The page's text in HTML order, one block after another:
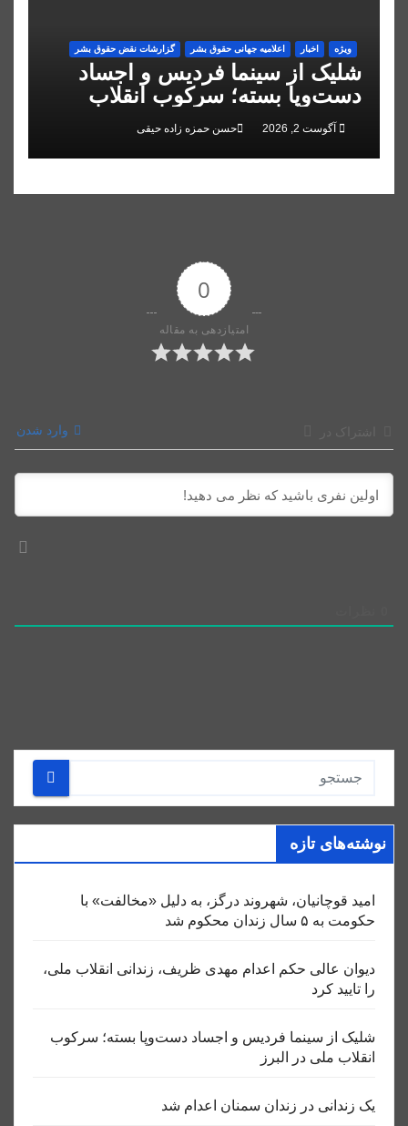
ویژه اخبار اعلاميه جهانی حقوق بشر گزارشات نقض حقوق بشر
شلیک از سینما فردیس و اجساد
دست‌وپا بسته؛ سرکوب انقلاب
ملی در البرز
آگوست 2, 2026 حسن حمزه زاده حیقی
0
امتیازدهی به مقاله
وارد شدن
نوشته‌های تازه
امید قوچانیان، شهروند درگز، به دلیل «مخالفت» با
حکومت به ۵ سال زندان محکوم شد
دیوان عالی حکم اعدام مهدی ظریف، زندانی انقلاب ملی،
را تایید کرد
شلیک از سینما فردیس و اجساد دست‌وپا بسته؛ سرکوب
انقلاب ملی در البرز
یک زندانی در زندان سمنان اعدام شد